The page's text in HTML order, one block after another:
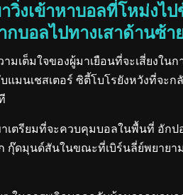
งเข้าหาบอลที่โหม่งไ
บอลไปทางเสาด้านซ้า
ต็มใจของผู้มาเยือนที่จะเสี่ยงใน
มนเชสเตอร์ ซิตี้โบโรยังหวังที่จะ
เตรียมที่จะควบคุมบอลในพื้นที่ อัก
กุ๊ดมุนด์สันในขณะที่เบิร์นลี่ย์พยาย